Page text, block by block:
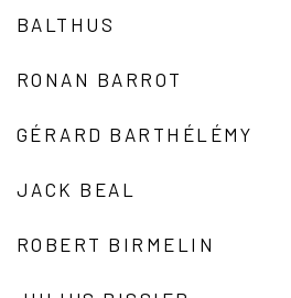
BALTHUS
RONAN BARROT
GÉRARD BARTHÉLÉMY
JACK BEAL
ROBERT BIRMELIN